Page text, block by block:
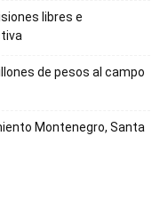
libres e
de pesos al campo
Montenegro, Santa